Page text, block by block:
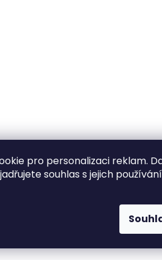
pro personalizaci reklam.
souhlas s jejich